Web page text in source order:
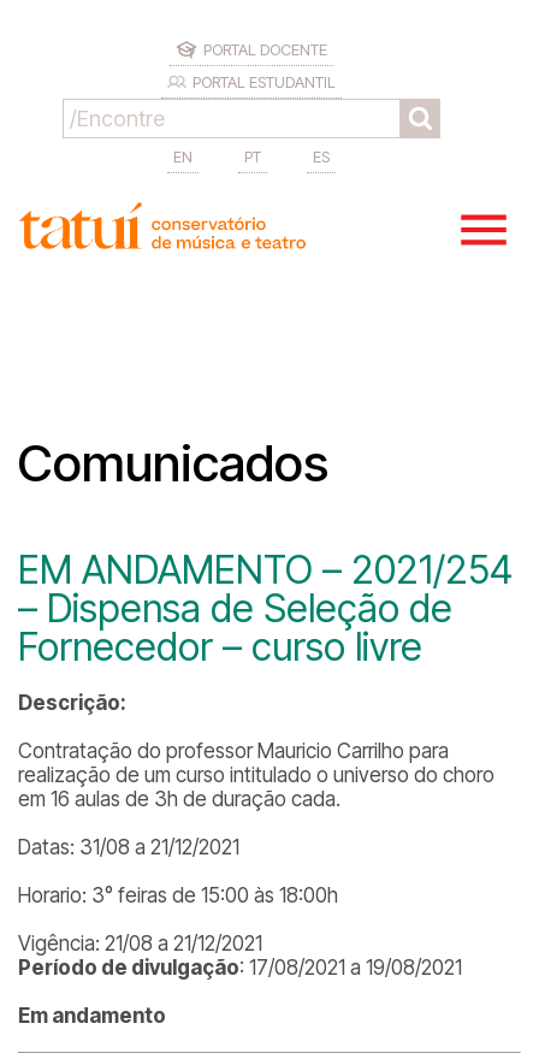
PORTAL DOCENTE
PORTAL ESTUDANTIL
EN PT ES
Comunicados
EM ANDAMENTO – 2021/254
– Dispensa de Seleção de
Fornecedor – curso livre
Descrição:
Contratação do professor Mauricio Carrilho para
realização de um curso intitulado o universo do choro
em 16 aulas de 3h de duração cada.
Datas: 31/08 a 21/12/2021
Horario: 3° feiras de 15:00 às 18:00h
Vigência: 21/08 a 21/12/2021
Período de divulgação: 17/08/2021 a 19/08/2021
Em andamento